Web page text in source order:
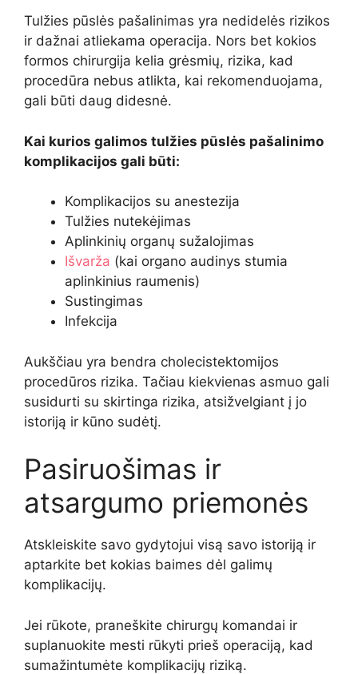
Tulžies pūslės pašalinimas yra nedidelės rizikos
ir dažnai atliekama operacija. Nors bet kokios
formos chirurgija kelia grėsmių, rizika, kad
procedūra nebus atlikta, kai rekomenduojama,
gali būti daug didesnė.
Kai kurios galimos tulžies pūslės pašalinimo
komplikacijos gali būti:
Komplikacijos su anestezija
Tulžies nutekėjimas
Aplinkinių organų sužalojimas
Išvarža (kai organo audinys stumia
aplinkinius raumenis)
Sustingimas
Infekcija
Aukščiau yra bendra cholecistektomijos
procedūros rizika. Tačiau kiekvienas asmuo gali
susidurti su skirtinga rizika, atsižvelgiant į jo
istoriją ir kūno sudėtį.
Pasiruošimas ir
atsargumo priemonės
Atskleiskite savo gydytojui visą savo istoriją ir
aptarkite bet kokias baimes dėl galimų
komplikacijų.
Jei rūkote, praneškite chirurgų komandai ir
suplanuokite mesti rūkyti prieš operaciją, kad
sumažintumėte komplikacijų riziką.